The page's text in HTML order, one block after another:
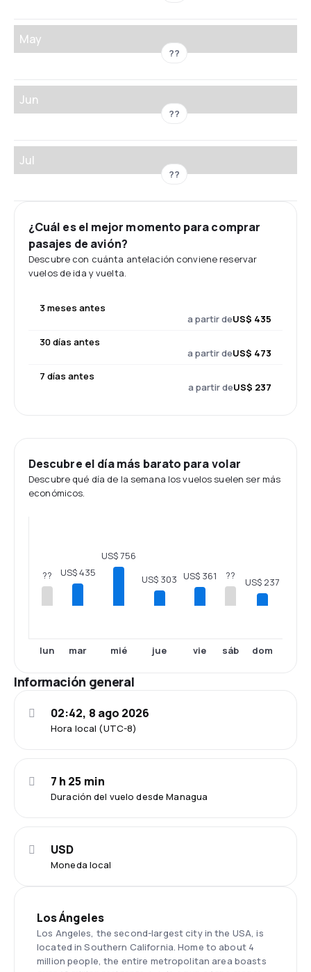
May
??
Jun
??
Jul
??
¿Cuál es el mejor momento para comprar
pasajes de avión?
Descubre con cuánta antelación conviene reservar
vuelos de ida y vuelta.
3 meses antes
a partir deUS$ 435
30 días antes
a partir deUS$ 473
7 días antes
a partir deUS$ 237
Descubre el día más barato para volar
Descubre qué día de la semana los vuelos suelen ser más
económicos.
??
lun
US$ 435
mar
US$ 756
mié
US$ 303
jue
US$ 361
vie
??
sáb
US$ 237
dom
Información general
Hora local (UTC-8)
02:42, 8 ago 2026
Duración del vuelo desde Managua
7 h 25 min
Moneda local
USD
Los Ángeles
Los Angeles, the second-largest city in the USA, is
located in Southern California. Home to about 4
million people, the entire metropolitan area boasts